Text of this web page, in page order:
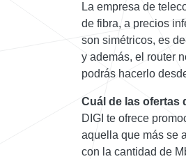
La empresa de
de fibra, a precios
son simétricos, es
y además, el router
podrás hacerlo
Cuál de las ofertas
DIGI te ofrece
aquella que más se
con la cantidad de